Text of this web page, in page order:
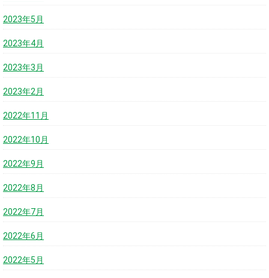
2023年5月
2023年4月
2023年3月
2023年2月
2022年11月
2022年10月
2022年9月
2022年8月
2022年7月
2022年6月
2022年5月